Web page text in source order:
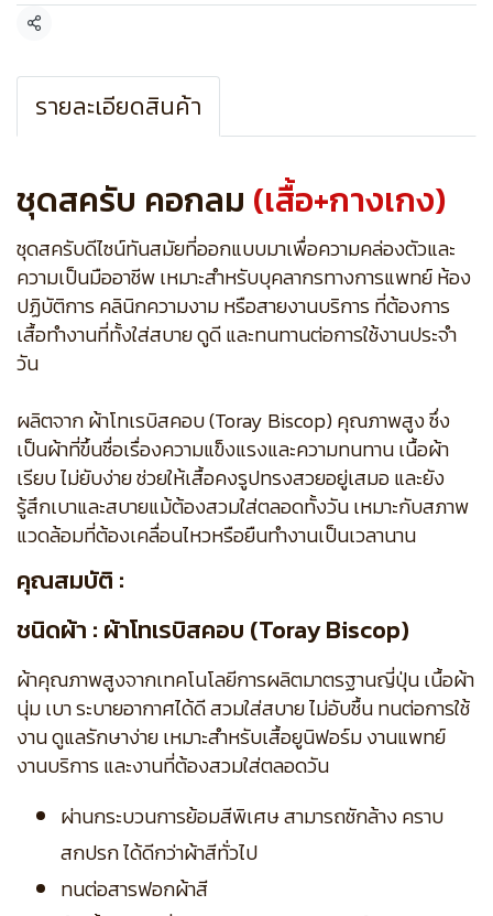
แชร์
รายละเอียดสินค้า
ชุดสครับ คอกลม (เสื้อ+กางเกง)
ชุดสครับดีไซน์ทันสมัยที่ออกแบบมาเพื่อความคล่องตัวและ
ความเป็นมืออาชีพ เหมาะสำหรับบุคลากรทางการแพทย์ ห้อง
ปฏิบัติการ คลินิกความงาม หรือสายงานบริการ ที่ต้องการ
เสื้อทำงานที่ทั้งใส่สบาย ดูดี และทนทานต่อการใช้งานประจำ
วัน
ผลิตจาก ผ้าโทเรบิสคอบ (Toray Biscop) คุณภาพสูง ซึ่ง
เป็นผ้าที่ขึ้นชื่อเรื่องความแข็งแรงและความทนทาน เนื้อผ้า
เรียบ ไม่ยับง่าย ช่วยให้เสื้อคงรูปทรงสวยอยู่เสมอ และยัง
รู้สึกเบาและสบายแม้ต้องสวมใส่ตลอดทั้งวัน เหมาะกับสภาพ
แวดล้อมที่ต้องเคลื่อนไหวหรือยืนทำงานเป็นเวลานาน
คุณสมบัติ :
ชนิดผ้า : ผ้าโทเรบิสคอบ (Toray Biscop)
ผ้าคุณภาพสูงจากเทคโนโลยีการผลิตมาตรฐานญี่ปุ่น เนื้อผ้า
นุ่ม เบา ระบายอากาศได้ดี สวมใส่สบาย ไม่อับชื้น ทนต่อการใช้
งาน ดูแลรักษาง่าย เหมาะสำหรับเสื้อยูนิฟอร์ม งานแพทย์
งานบริการ และงานที่ต้องสวมใส่ตลอดวัน
ผ่านกระบวนการย้อมสีพิเศษ สามารถซักล้าง คราบ
สกปรก ได้ดีกว่าผ้าสีทั่วไป
ทนต่อสารฟอกผ้าสี